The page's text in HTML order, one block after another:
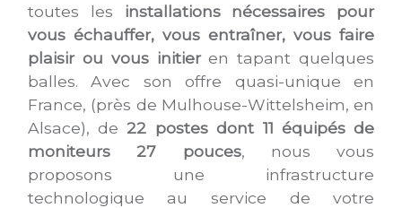
toutes les installations nécessaires pour
vous échauffer, vous entraîner, vous faire
plaisir ou vous initieren tapant quelques
balles.
Avec son offre quasi-unique en
France, (près de Mulhouse-Wittelsheim, en
Alsace), de22 postes dont 11 équipés de
moniteurs 27 pouces, nous vous
proposons une infrastructure
technologique au service de votre